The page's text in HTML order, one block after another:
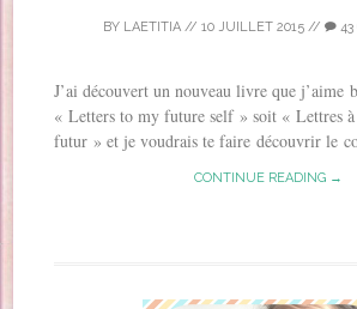
BY LAETITIA// 10 JUILLET 2015// 43
J’ai découvert un nouveau livre que j’aime
« Letters to my future self » soit « Lettres
futur » et je voudrais te faire découvrir le
CONTINUE READING →